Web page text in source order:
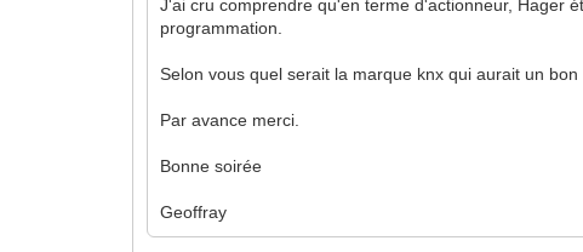
J'ai cru comprendre qu'en terme d'actionneur, Hager
programmation.
Selon vous quel serait la marque knx qui aurait un
Par avance merci.
Bonne soirée
Geoffray